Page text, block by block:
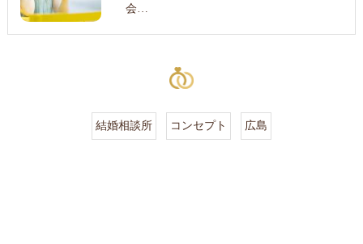
会…
結婚相談所 コンセプト 広島